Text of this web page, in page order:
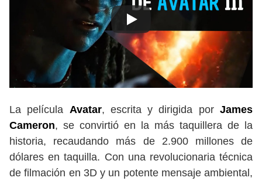
La película Avatar, escrita y dirigida porJames
Cameron, se convirtió en la más taquillera de la
historia, recaudando más de 2.900 millones de
dólares en taquilla. Con una revolucionaria técnica
de filmación en 3D y un potente mensaje ambiental,